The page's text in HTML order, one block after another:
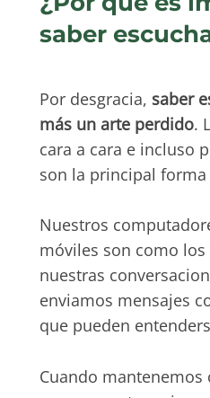
saber
Por desgracia, saber
más un arte perdido.
cara a cara e incluso
son la principal
Nuestros
móviles son como
nuestras
enviamos mensajes
que pueden
Cuando mantenemos